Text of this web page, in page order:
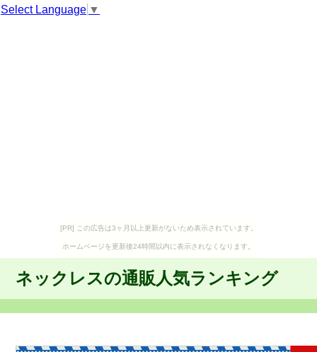
Select Language ▼
[PR] この広告は3ヶ月以上更新がないため表示されています。
ホームページを更新後24時間以内に表示されなくなります。
ネックレスの通販人気ランキング